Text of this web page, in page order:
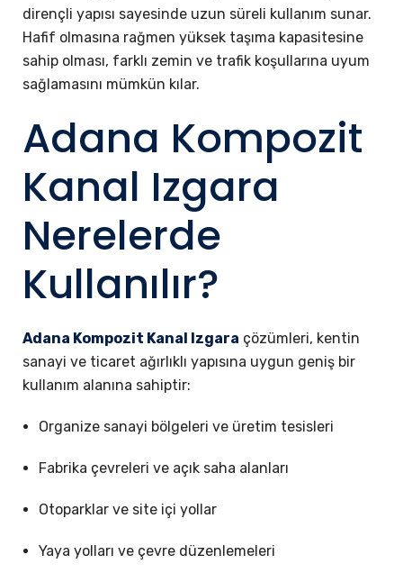
dirençli yapısı sayesinde uzun süreli kullanım sunar.
Hafif olmasına rağmen yüksek taşıma kapasitesine
sahip olması, farklı zemin ve trafik koşullarına uyum
sağlamasını mümkün kılar.
Adana Kompozit
Kanal Izgara
Nerelerde
Kullanılır?
Adana Kompozit Kanal Izgara çözümleri, kentin
sanayi ve ticaret ağırlıklı yapısına uygun geniş bir
kullanım alanına sahiptir:
Organize sanayi bölgeleri ve üretim tesisleri
Fabrika çevreleri ve açık saha alanları
Otoparklar ve site içi yollar
Yaya yolları ve çevre düzenlemeleri